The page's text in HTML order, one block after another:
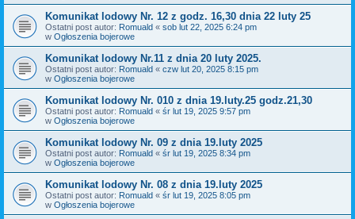
Komunikat lodowy Nr. 12 z godz. 16,30 dnia 22 luty 25
Ostatni post autor: Romuald « sob lut 22, 2025 6:24 pm
w Ogłoszenia bojerowe
Komunikat lodowy Nr.11 z dnia 20 luty 2025.
Ostatni post autor: Romuald « czw lut 20, 2025 8:15 pm
w Ogłoszenia bojerowe
Komunikat lodowy Nr. 010 z dnia 19.luty.25 godz.21,30
Ostatni post autor: Romuald « śr lut 19, 2025 9:57 pm
w Ogłoszenia bojerowe
Komunikat lodowy Nr. 09 z dnia 19.luty 2025
Ostatni post autor: Romuald « śr lut 19, 2025 8:34 pm
w Ogłoszenia bojerowe
Komunikat lodowy Nr. 08 z dnia 19.luty 2025
Ostatni post autor: Romuald « śr lut 19, 2025 8:05 pm
w Ogłoszenia bojerowe